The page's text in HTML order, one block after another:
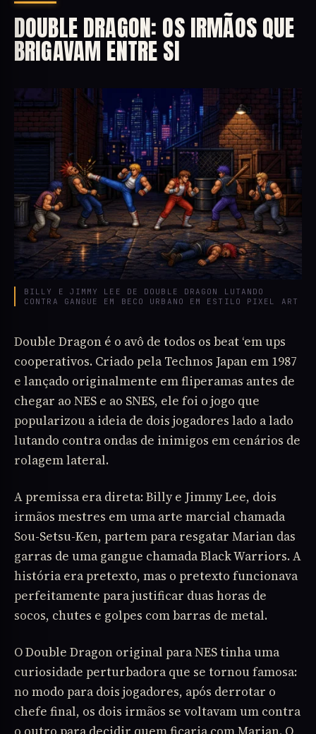
DOUBLE DRAGON: OS IRMÃOS QUE
BRIGAVAM ENTRE SI
BILLY E JIMMY LEE DE DOUBLE DRAGON LUTANDO
CONTRA GANGUE EM BECO URBANO EM ESTILO PIXEL ART
Double Dragon é o avô de todos os beat ‘em ups
cooperativos. Criado pela Technos Japan em 1987
e lançado originalmente em fliperamas antes de
chegar ao NES e ao SNES, ele foi o jogo que
popularizou a ideia de dois jogadores lado a lado
lutando contra ondas de inimigos em cenários de
rolagem lateral.
A premissa era direta: Billy e Jimmy Lee, dois
irmãos mestres em uma arte marcial chamada
Sou-Setsu-Ken, partem para resgatar Marian das
garras de uma gangue chamada Black Warriors. A
história era pretexto, mas o pretexto funcionava
perfeitamente para justificar duas horas de
socos, chutes e golpes com barras de metal.
O Double Dragon original para NES tinha uma
curiosidade perturbadora que se tornou famosa:
no modo para dois jogadores, após derrotar o
chefe final, os dois irmãos se voltavam um contra